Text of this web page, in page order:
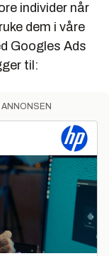
individer når
dem i våre
Googles Ads
til: